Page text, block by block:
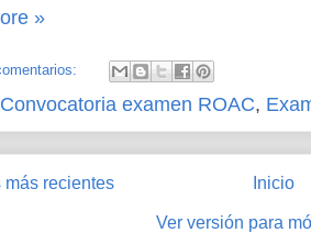
»
Convocatoria examen ROAC,
más recientes Inicio
Ver versión para